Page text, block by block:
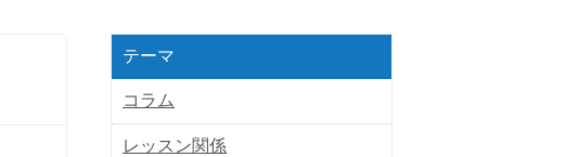
テーマ
コラム
レッスン関係